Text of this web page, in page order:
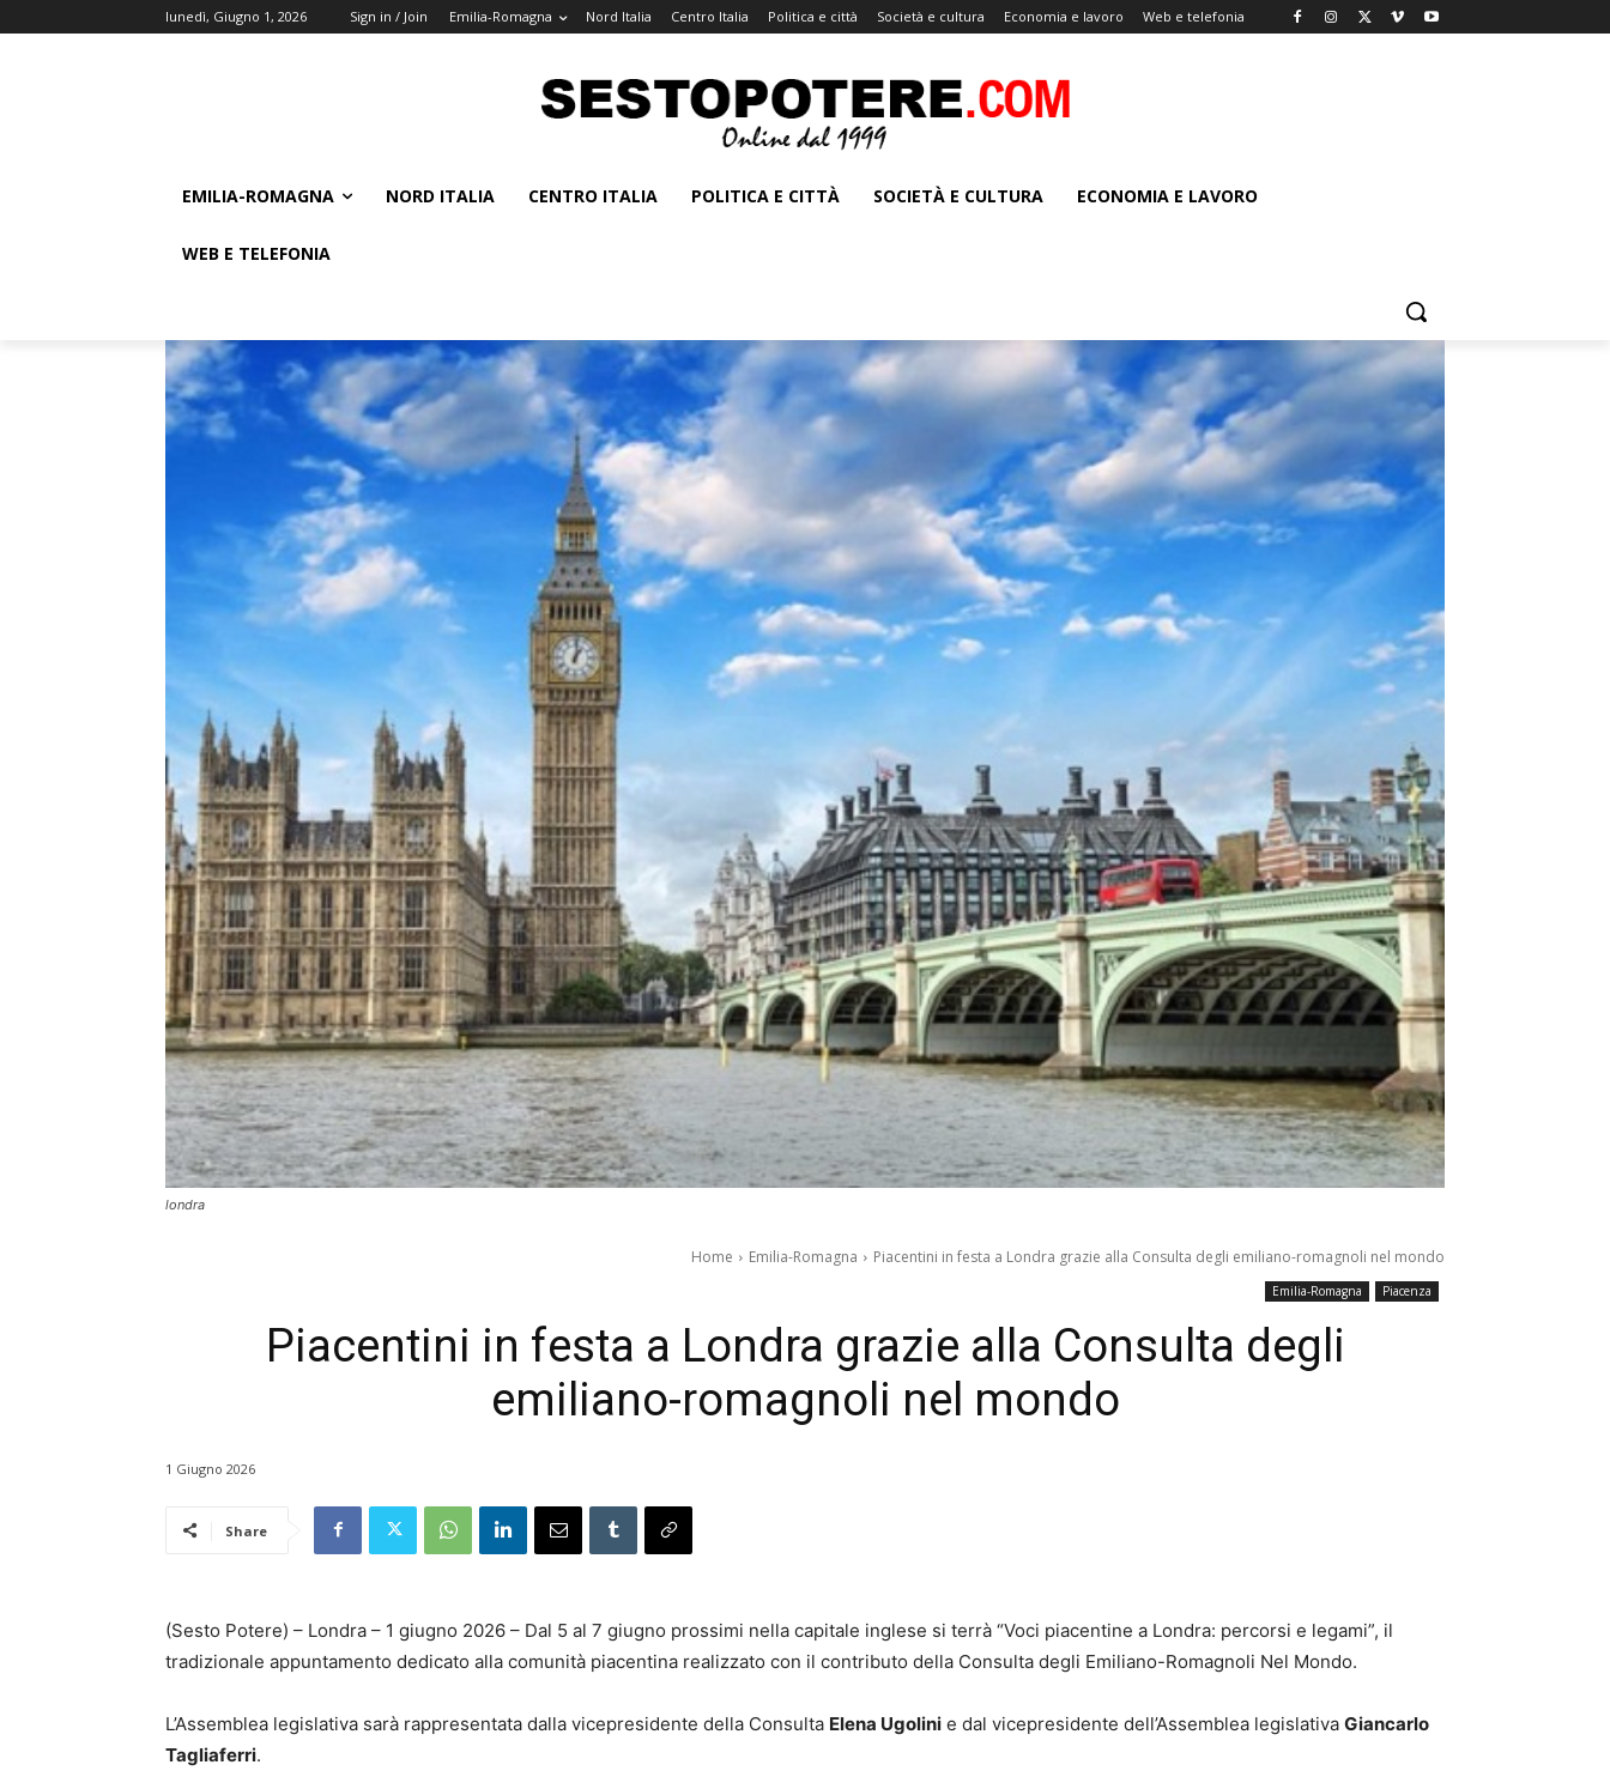
lunedì, Giugno 1, 2026 Sign in / Join Emilia-Romagna Nord Italia Centro Italia Politica e città Società e cultura Economia e lavoro Web e telefonia
EMILIA-ROMAGNA NORD ITALIA CENTRO ITALIA POLITICA E CITTÀ SOCIETÀ E CULTURA ECONOMIA E LAVORO
WEB E TELEFONIA
londra
Home Emilia-Romagna Piacentini in festa a Londra grazie alla Consulta degli emiliano-romagnoli nel mondo
Emilia-Romagna Piacenza
Piacentini in festa a Londra grazie alla Consulta degli
emiliano-romagnoli nel mondo
1 Giugno 2026
Share
(Sesto Potere) – Londra – 1 giugno 2026 – Dal 5 al 7 giugno prossimi nella capitale inglese si terrà “Voci piacentine a Londra: percorsi e legami”, il
tradizionale appuntamento dedicato alla comunità piacentina realizzato con il contributo della Consulta degli Emiliano-Romagnoli Nel Mondo.
L’Assemblea legislativa sarà rappresentata dalla vicepresidente della Consulta Elena Ugolini e dal vicepresidente dell’Assemblea legislativa Giancarlo
Tagliaferri.